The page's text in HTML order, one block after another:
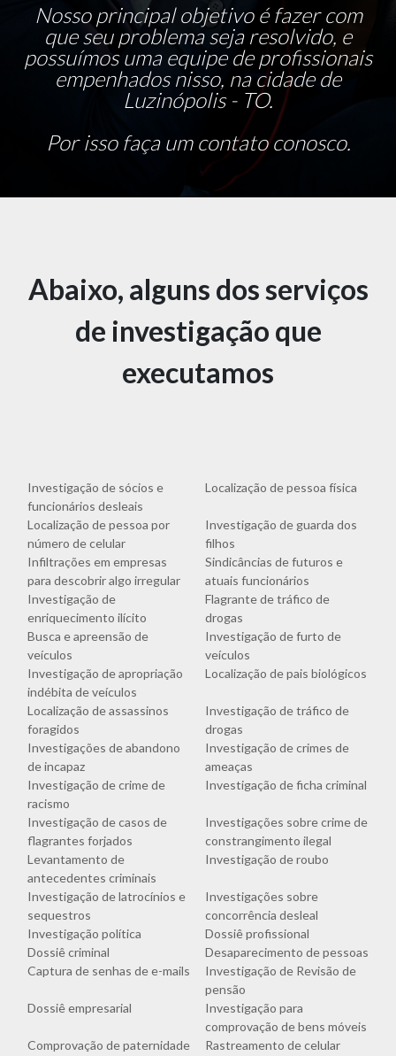
Nosso principal objetivo é fazer com
que seu problema seja resolvido, e
possuímos uma equipe de profissionais
empenhados nisso, na cidade de
Luzinópolis - TO.
Por isso faça um contato conosco.
Abaixo, alguns dos serviços
de investigação que
executamos
Investigação de sócios e
funcionários desleais
Localização de pessoa física
Localização de pessoa por
número de celular
Investigação de guarda dos
filhos
Infiltrações em empresas
para descobrir algo irregular
Sindicâncias de futuros e
atuais funcionários
Investigação de
enriquecimento ilícito
Flagrante de tráfico de
drogas
Busca e apreensão de
veículos
Investigação de furto de
veículos
Investigação de apropriação
indébita de veículos
Localização de pais biológicos
Localização de assassinos
foragidos
Investigação de tráfico de
drogas
Investigações de abandono
de incapaz
Investigação de crimes de
ameaças
Investigação de crime de
racismo
Investigação de ficha criminal
Investigação de casos de
flagrantes forjados
Investigações sobre crime de
constrangimento ilegal
Levantamento de
antecedentes criminais
Investigação de roubo
Investigação de latrocínios e
sequestros
Investigações sobre
concorrência desleal
Investigação política
Dossiê profissional
Dossiê criminal
Desaparecimento de pessoas
Captura de senhas de e-mails
Investigação de Revisão de
pensão
Dossiê empresarial
Investigação para
comprovação de bens móveis
Comprovação de paternidade
Rastreamento de celular